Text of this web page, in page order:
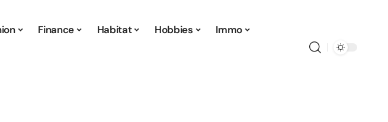
Finance Habitat Hobbies Immo